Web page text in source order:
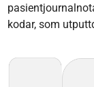
kodar, som